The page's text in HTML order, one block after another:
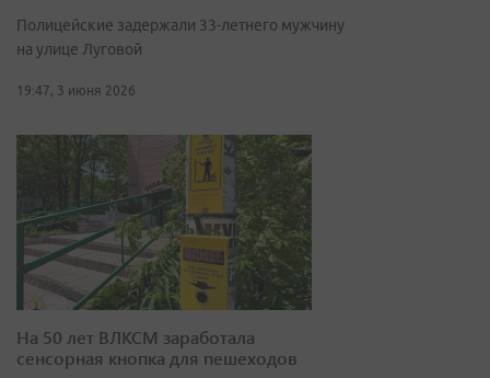
Полицейские задержали 33-летнего мужчину
на улице Луговой
19:47, 3 июня 2026
На 50 лет ВЛКСМ заработала
сенсорная кнопка для пешеходов